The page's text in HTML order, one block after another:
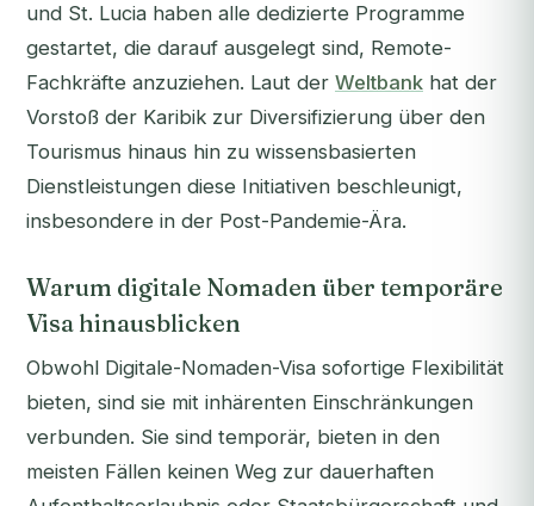
und St. Lucia haben alle dedizierte Programme
gestartet, die darauf ausgelegt sind, Remote-
Fachkräfte anzuziehen. Laut der Weltbank hat der
Vorstoß der Karibik zur Diversifizierung über den
Tourismus hinaus hin zu wissensbasierten
Dienstleistungen diese Initiativen beschleunigt,
insbesondere in der Post-Pandemie-Ära.
Warum digitale Nomaden über temporäre
Visa hinausblicken
Obwohl Digitale-Nomaden-Visa sofortige Flexibilität
bieten, sind sie mit inhärenten Einschränkungen
verbunden. Sie sind temporär, bieten in den
meisten Fällen keinen Weg zur dauerhaften